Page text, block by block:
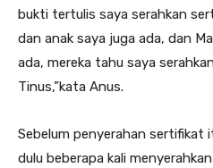
bukti tertulis saya serahkan
dan anak saya juga ada, dan
ada, mereka tahu saya
Tinus,”kata Anus.
Sebelum penyerahan sertifikat
dulu beberapa kali